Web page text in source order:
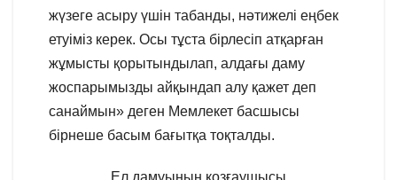
жүзеге асыру үшін табанды, нәтижелі еңбек
етуіміз керек. Осы тұста бірлесіп атқарған
жұмысты қорытындылап, алдағы даму
жоспарымызды айқындап алу қажет деп
санаймын» деген Мемлекет басшысы
бірнеше басым бағытқа тоқталды.
Ел дамуының қозғаушысы